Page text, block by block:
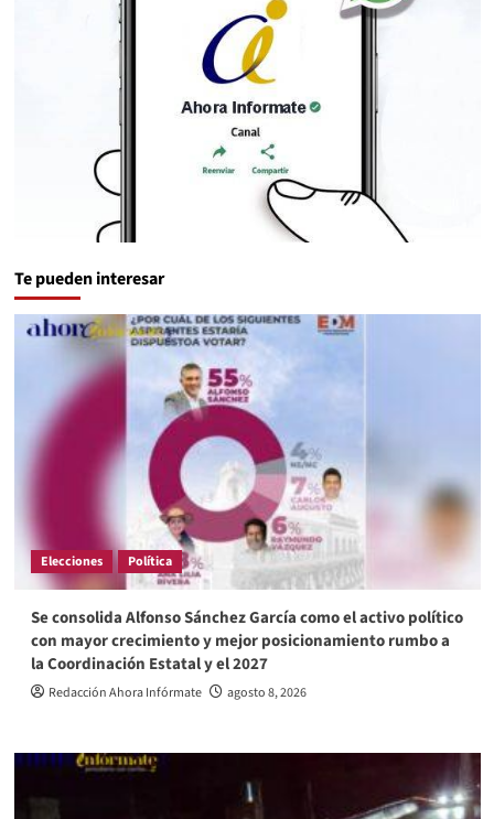
Te pueden interesar
Elecciones Política
Se consolida Alfonso Sánchez García como el activo político
con mayor crecimiento y mejor posicionamiento rumbo a
la Coordinación Estatal y el 2027
Redacción Ahora Infórmate agosto 8, 2026